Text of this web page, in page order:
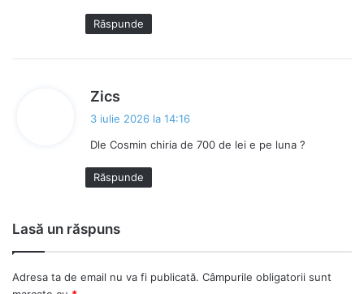
e
:
Răspunde
Zics
p
n
e
:
3 iulie 2026 la 14:16
Dle Cosmin chiria de 700 de lei e pe luna ?
Răspunde
Lasă un răspuns
Adresa ta de email nu va fi publicată. Câmpurile obligatorii sunt